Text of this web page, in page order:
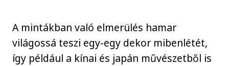
A mintákban való elmerülés hamar
világossá teszi egy-egy dekor mibenlétét,
így például a kínai és japán művészetből is